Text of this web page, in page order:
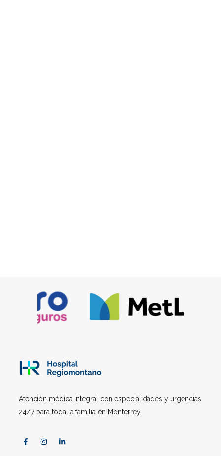
Atención médica integral con especialidades y urgencias
24/7 para toda la familia en Monterrey.